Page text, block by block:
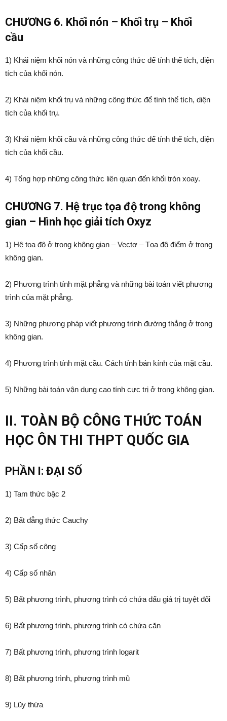
CHƯƠNG 6. Khối nón – Khối trụ – Khối
cầu
1) Khái niệm khối nón và những công thức để tính thể tích, diện
tích của khối nón.
2) Khái niệm khối trụ và những công thức để tính thể tích, diện
tích của khối trụ.
3) Khái niệm khối cầu và những công thức để tính thể tích, diện
tích của khối cầu.
4) Tổng hợp những công thức liên quan đến khối tròn xoay.
CHƯƠNG 7. Hệ trục tọa độ trong không
gian – Hình học giải tích Oxyz
1) Hệ tọa độ ở trong không gian – Vectơ – Tọa độ điểm ở trong
không gian.
2) Phương trình tính mặt phẳng và những bài toán viết phương
trình của mặt phẳng.
3) Những phương pháp viết phương trình đường thẳng ở trong
không gian.
4) Phương trình tính mặt cầu. Cách tính bán kính của mặt cầu.
5) Những bài toán vận dụng cao tính cực trị ở trong không gian.
II. TOÀN BỘ CÔNG THỨC TOÁN
HỌC ÔN THI THPT QUỐC GIA
PHẦN I: ĐẠI SỐ
1) Tam thức bậc 2
2) Bất đẳng thức Cauchy
3) Cấp số cộng
4) Cấp số nhân
5) Bất phương trình, phương trình có chứa dấu giá trị tuyệt đối
6) Bất phương trình, phương trình có chứa căn
7) Bất phương trình, phương trình logarit
8) Bất phương trình, phương trình mũ
9) Lũy thừa